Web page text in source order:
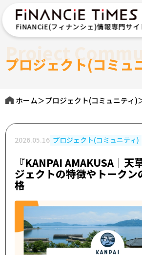
FiNANCiE(フィナンシェ)情報専門サイ
プロジェクト(コミュ
Project
ホーム＞プロジェクト(コミュニティ)
2026.05.16 プロジェクト(コミュニティ)
『KANPAI AMAKUSA｜天
ジェクトの特徴やトークン
格